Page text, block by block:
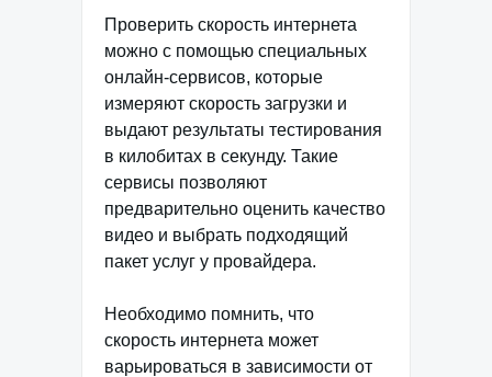
Проверить скорость интернета
можно с помощью специальных
онлайн-сервисов, которые
измеряют скорость загрузки и
выдают результаты тестирования
в килобитах в секунду. Такие
сервисы позволяют
предварительно оценить качество
видео и выбрать подходящий
пакет услуг у провайдера.
Необходимо помнить, что
скорость интернета может
варьироваться в зависимости от